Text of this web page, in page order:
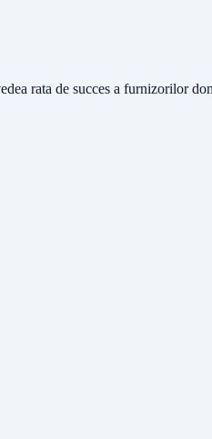
rata de succes a furnizorilor